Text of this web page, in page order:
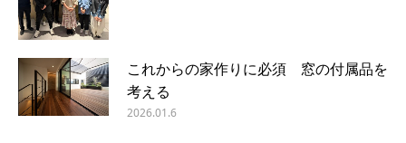
これからの家作りに必須 窓の付属品を
考える
2026.01.6